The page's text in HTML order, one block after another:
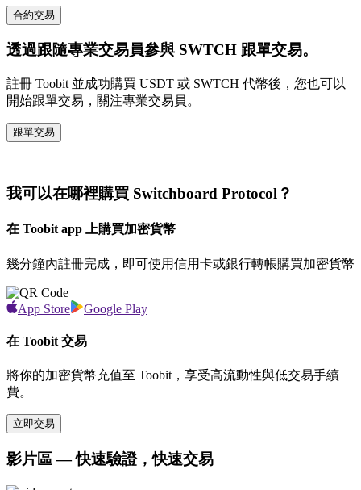
合約交易
透過跟隨專業交易員參與 SWTCH 跟單交易。
註冊 Toobit 並成功購買 USDT 或 SWTCH 代幣後，您也可以
開始跟單交易，關注專業交易員。
跟單交易
我可以在哪裡購買 Switchboard Protocol？
在 Toobit app 上購買加密貨幣
幾分鐘內註冊完成，即可使用信用卡或銀行轉帳購買加密貨幣
App Store Google Play
在 Toobit 交易
將你的加密貨幣充值至 Toobit，享受高流動性與低交易手續
費。
立即交易
影片區 — 快速驗證，快速交易